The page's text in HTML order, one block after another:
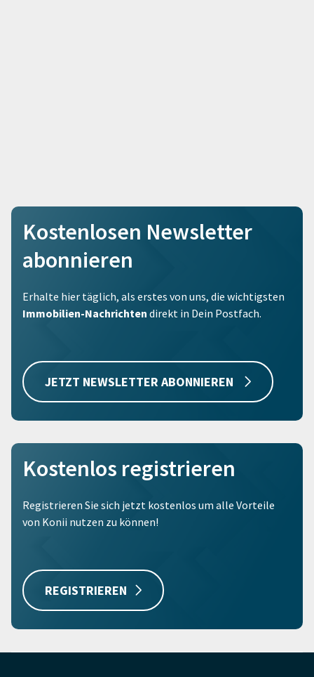
Kostenlosen Newsletter
abonnieren
Erhalte hier täglich, als erstes von uns, die wichtigsten
Immobilien-Nachrichten direkt in Dein Postfach.
JETZT NEWSLETTER ABONNIEREN
Kostenlos registrieren
Registrieren Sie sich jetzt kostenlos um alle Vorteile
von Konii nutzen zu können!
REGISTRIEREN